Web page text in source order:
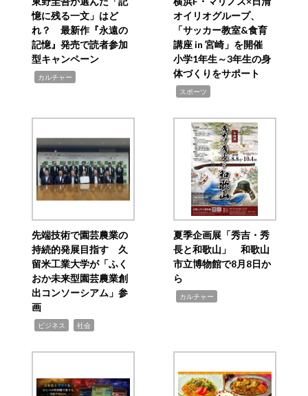
憶に残る一文」はど
れ？ 最新作『永遠の
記憶』発売で読者参加
型キャンペーン
カルチャー
オイリオグループ、
「サッカー教室&食育
講座 in 宮崎」を開催
小学1年生～3年生の身
体づくりをサポート
スポーツ
先端技術で園芸農業の
持続的発展目指す 久
留米工業大学が「ふく
おか未来型園芸農業創
出コンソーシアム」参
画
ビジネス 社会
夏季企画展「秀吉・秀
長と和歌山」 和歌山
市立博物館で8月8日か
ら
カルチャー